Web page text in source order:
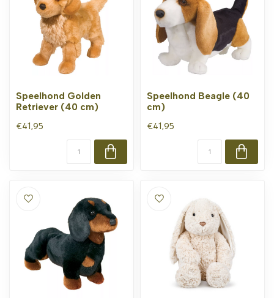
Speelhond Golden
Retriever (40 cm)
€41,95
Speelhond Beagle (40
cm)
€41,95